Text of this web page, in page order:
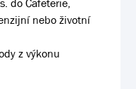
do Cafeterie,
nebo životní
z výkonu